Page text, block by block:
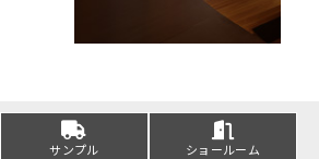
サンプル ショールーム